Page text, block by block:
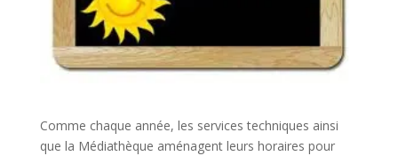
Comme chaque année, les services techniques ainsi
que la Médiathèque aménagent leurs horaires pour